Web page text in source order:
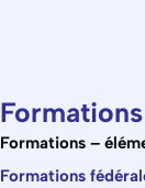
Formations
Formations –
Formations